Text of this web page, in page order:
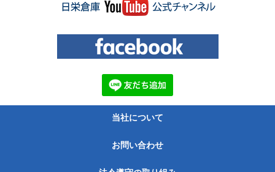
当社について
お問い合わせ